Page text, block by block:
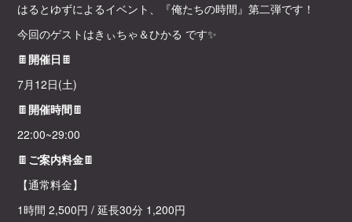
はるとゆずによるイベント、『俺たちの時間』第二弾です！
今回のゲストはきぃちゃ＆ひかる です✨️
🍫 開催日 🍫
7月12日(土)
🍫 開催時間🍫
22:00~29:00
🍫 ご案内料金🍫
【通常料金】
1時間 2,500円 / 延長30分 1,200円